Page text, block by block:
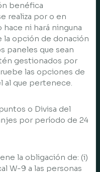
benéfica
realiza por o en
ni hará ninguna
la opción de donación
paneles que sean
gestionados por
las opciones de
al que pertenece.
o Divisa del
por período de 24
la obligación de: (i)
W-9 a las personas